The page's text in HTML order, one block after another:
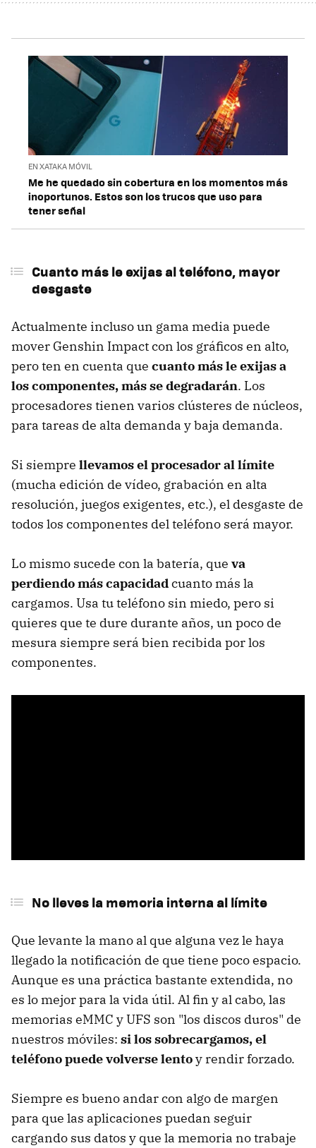
EN XATAKA MÓVIL
Me he quedado sin cobertura en los momentos más
inoportunos. Estos son los trucos que uso para
tener señal
Cuanto más le exijas al teléfono, mayor
desgaste
Actualmente incluso un gama media puede
mover Genshin Impact con los gráficos en alto,
pero ten en cuenta que cuanto más le exijas a
los componentes, más se degradarán. Los
procesadores tienen varios clústeres de núcleos,
para tareas de alta demanda y baja demanda.
Si siempre llevamos el procesador al límite
(mucha edición de vídeo, grabación en alta
resolución, juegos exigentes, etc.), el desgaste de
todos los componentes del teléfono será mayor.
Lo mismo sucede con la batería, que va
perdiendo más capacidadcuanto más la
cargamos. Usa tu teléfono sin miedo, pero si
quieres que te dure durante años, un poco de
mesura siempre será bien recibida por los
componentes.
No lleves la memoria interna al límite
Que levante la mano al que alguna vez le haya
llegado la notificación de que tiene poco espacio.
Aunque es una práctica bastante extendida, no
es lo mejor para la vida útil. Al fin y al cabo, las
memorias eMMC y UFS son "los discos duros" de
nuestros móviles: si los sobrecargamos, el
teléfono puede volverse lentoy rendir forzado.
Siempre es bueno andar con algo de margen
para que las aplicaciones puedan seguir
cargando sus datos y que la memoria no trabaje